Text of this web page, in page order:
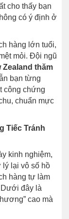
cho thấy bạn
có ý định ở
hàng lớn tuổi,
mỏi. Đội ngũ
Zealand thăm
bạn từng
công chứng
chuẩn mực
Tiếc Tránh
kinh nghiệm,
lý lại vô số hồ
hàng tự làm
Dưới đây là
cao mà